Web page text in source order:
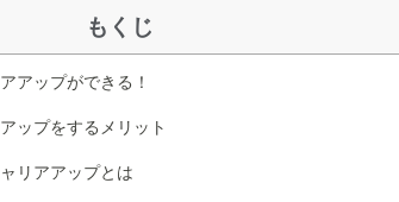
もくじ
アップができる！
ップをするメリット
リアアップとは